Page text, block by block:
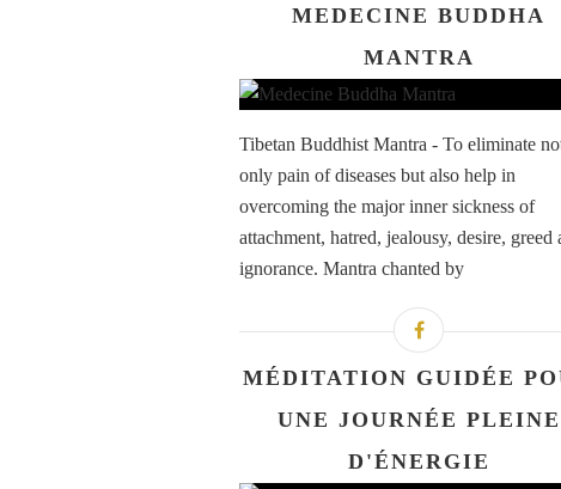
MEDECINE BUDDHA
MANTRA
Tibetan Buddhist Mantra - To eliminate
only pain of diseases but also help in
overcoming the major inner sickness of
attachment, hatred, jealousy, desire, greed
ignorance. Mantra chanted by
MÉDITATION GUIDÉE
UNE JOURNÉE PLEINE
D'ÉNERGIE